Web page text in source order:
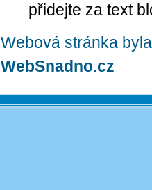
přidejte za text
Webová stránka
WebSnadno.cz